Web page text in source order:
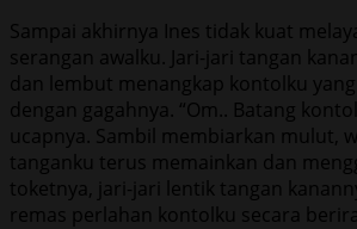
Sampai akhirnya Ines tidak kuat
serangan awalku. Jari-jari tangan
dan lembut menangkap kontolku
dengan gagahnya. “Om.. Batang
ucapnya. Sambil membiarkan mulut,
tanganku terus memainkan dan
toketnya, jari-jari lentik tangan
remas perlahan kontolku secara